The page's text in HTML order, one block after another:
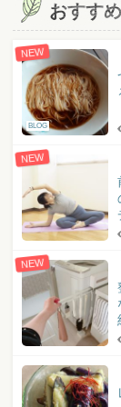
おすす
NEW
BLOG
NEW
NEW